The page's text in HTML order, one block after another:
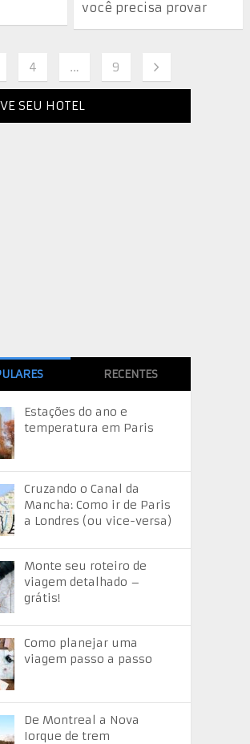
você precisa provar
4 … 9
SEU HOTEL
RECENTES
Estações do ano e
temperatura em Paris
Cruzando o Canal da
Mancha: Como ir de Paris
a Londres (ou vice-versa)
Monte seu roteiro de
viagem detalhado –
grátis!
Como planejar uma
viagem passo a passo
De Montreal a Nova
Iorque de trem